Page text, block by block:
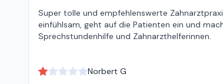
Super tolle und empfehlenswerte
einfühlsam, geht auf die Patienten ein und
Sprechstundenhilfe und Zahnarzthelferinnen.
Norbert G